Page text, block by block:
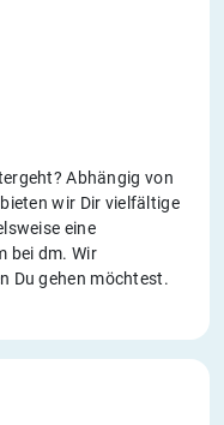
Abhängig von
wir Dir vielfältige
eine
bei dm. Wir
Du gehen möchtest.